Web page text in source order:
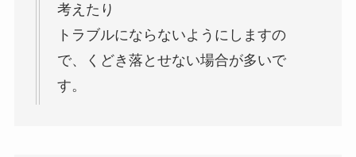
考えたり
トラブルにならないようにしますの
で、くどき落とせない場合が多いで
す。